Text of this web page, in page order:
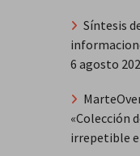
Síntesis
6 agosto
«Colección
irrepetible